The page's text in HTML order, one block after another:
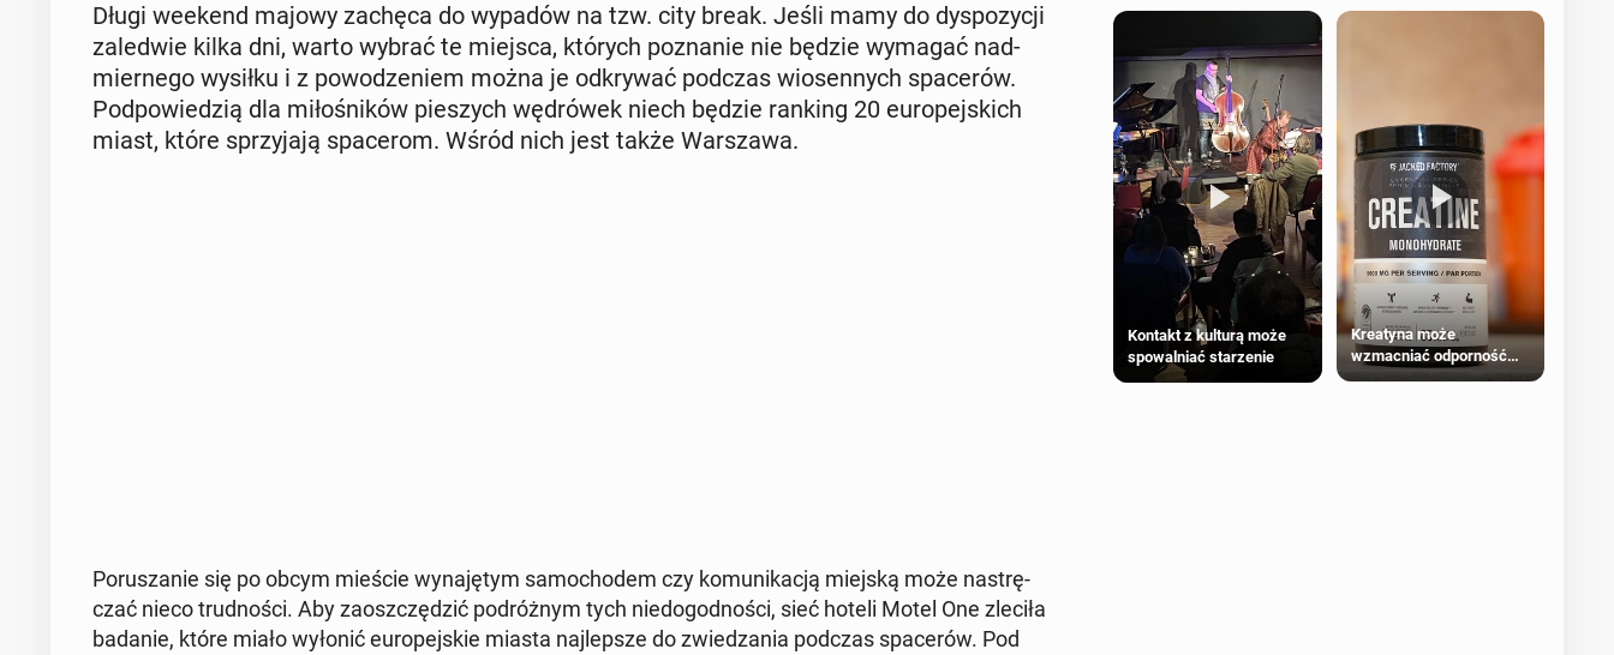
Długi weekend majowy zachęca do wypadów na tzw. city break. Jeśli mamy do dys­po­zy­cji
za­le­d­wie kilka dni, warto wybrać te miejsca, których po­zna­nie nie będzie wymagać nad­
mier­ne­go wysiłku i z po­wo­dze­niem można je od­kry­wać podczas wio­sen­nych spa­ce­rów.
Pod­po­wie­dzią dla mi­ło­śni­ków pie­szych wę­dró­wek niech będzie ranking 20 eu­ro­pej­skich
miast, które sprzy­ja­ją spa­ce­rom. Wśród nich jest także War­sza­wa.
Po­ru­sza­nie się po obcym mieście wy­na­ję­tym sa­mo­cho­dem czy ko­mu­ni­ka­cją miejską może na­strę­
czać nieco trud­no­ści. Aby za­osz­czę­dzić po­dróż­nym tych nie­do­god­no­ści, sieć hoteli Motel One zleciła
badanie, które miało wyłonić eu­ro­pej­skie miasta naj­lep­sze do zwie­dza­nia podczas spa­ce­rów. Pod
większości dorosłych
Kontakt z kulturą może
spowalniać starzenie
Kreatyna może
wzmacniać odporność
przeciw nowotworom